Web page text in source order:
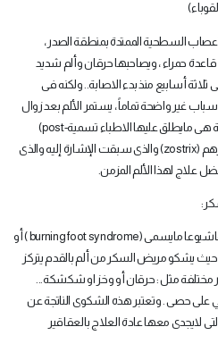
)
السطحية الممتدة بمنطقة الصدر ،
حمراء ، ويصاحبها حرقان وألم شديد
أسابيع منذ بدء الاصابة.. ولكنه فى
غير واضحة تماماً ، يستمر الألم بعد زوال
هى مايطلق عليها الاطباء تسمية(post-
(zostrix)والذى سبقت الإشارة إليه والذى
علاج لهذا الألم المزمن.
:
مايسمى( burning foot syndrome)أو
يشكو مريض السكر من ألم بالقدم يتركز
مثل : حرقان أو وخز او شكشكة...
على حصى . وتعتبر هذه الشكوى الناتجة عن
لايجدى معها عادة العلاج بالعقاقير